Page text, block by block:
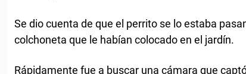
Se dio cuenta de que el perrito se lo estaba
colchoneta que le habían colocado en el jardín.
Rápidamente fue a buscar una cámara que